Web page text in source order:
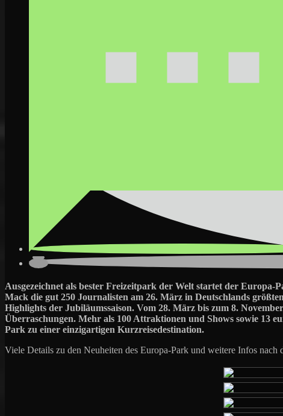
Ausgezeichnet als bester Freizeitpark der Welt startet der
Mack die gut 250 Journalisten am 26. März in Deutschlands
Highlights der Jubiläumssaison. Vom 28. März bis zum 8.
Überraschungen. Mehr als 100 Attraktionen und Shows sowie 13
Park zu einer einzigartigen Kurzreisedestination.
Viele Details zu den Neuheiten des Europa-Park und weitere Infos nach